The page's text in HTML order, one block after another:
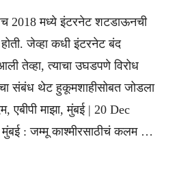
2018 मध्ये इंटरनेट शटडाऊनची
जेव्हा कधी इंटरनेट बंद
तेव्हा, त्याचा उघडपणे विरोध
संबंध थेट हुकूमशाहीसोबत जोडला
माझा, मुंबई | 20 Dec
: जम्मू काश्मीरसाठीचं कलम …